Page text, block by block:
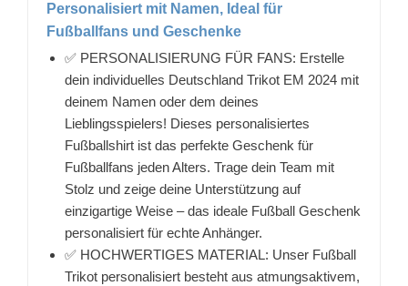
Personalisiert mit Namen, Ideal für
Fußballfans und Geschenke
✅ PERSONALISIERUNG FÜR FANS: Erstelle
dein individuelles Deutschland Trikot EM 2024 mit
deinem Namen oder dem deines
Lieblingsspielers! Dieses personalisiertes
Fußballshirt ist das perfekte Geschenk für
Fußballfans jeden Alters. Trage dein Team mit
Stolz und zeige deine Unterstützung auf
einzigartige Weise – das ideale Fußball Geschenk
personalisiert für echte Anhänger.
✅ HOCHWERTIGES MATERIAL: Unser Fußball
Trikot personalisiert besteht aus atmungsaktivem,